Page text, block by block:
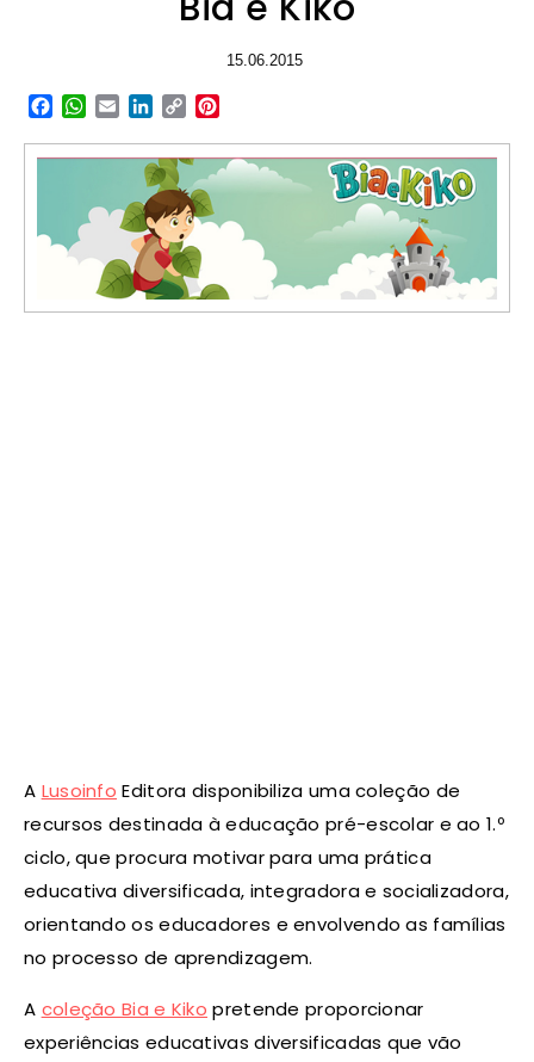
15.06.2015
Facebook
WhatsApp
EmailLinkedIn
Copy
A Lusoinfo Editora disponibiliza uma coleção de
recursos destinada à educação pré-escolar e ao 1.º
ciclo, que procura motivar para uma prática
educativa diversificada, integradora e socializadora,
orientando os educadores e envolvendo as famílias
no processo de aprendizagem.
A coleção Bia e Kiko pretende proporcionar
experiências educativas diversificadas que vão